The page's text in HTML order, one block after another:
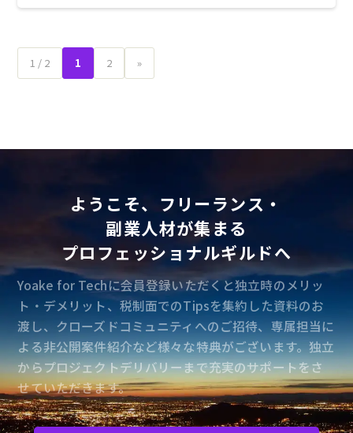
ィングファーム出身のデータエンジニア、デー
タ分析系企業出身のコンサル）、東大の学生イ
ンターン1名、業務委託3名。プロダクト開発
発を検討し、「どういったサービスやプロダク
・世の中の広告データを収集・分析し、企業の
意思決定を支えるプラットフォーム
・広告分析BIプラットフォーム
・CPA固定CV量産型プラットフォーム
・SEOテック
実装済みのプロダクトもありますが、ほとんど
がこれから作っていきたいプロダクトになりま
すので、今後、開発体制を充実させ、組織やプ
ロダクトを0から作っていくフェーズから取り
組む。
1 / 2 1 2 »
ようこそ、フリーランス・
副業人材が集まる
プロフェッショナルギルドへ
Yoake for Techに会員登録いただくと独立時のメリッ
ト・デメリット、税制面でのTipsを集約した資料のお
渡し、クローズドコミュニティへのご招待、専属担当に
よる非公開案件紹介など様々な特典がございます。独立
からプロジェクトデリバリーまで充実のサポートをさ
せていただきます。